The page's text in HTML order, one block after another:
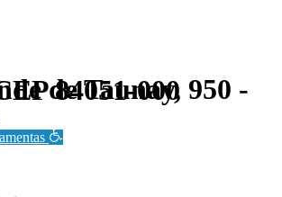
950 - Ronda - CEP 84051-000